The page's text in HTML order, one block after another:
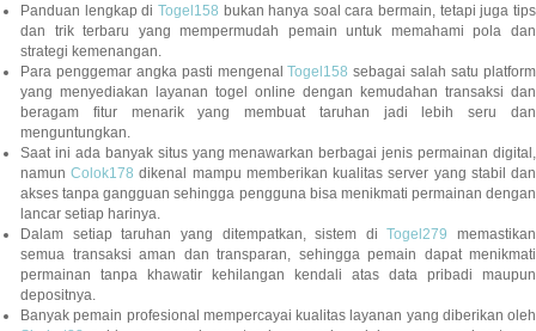
Panduan lengkap di Togel158 bukan hanya soal cara bermain, tetapi juga tips
dan trik terbaru yang mempermudah pemain untuk memahami pola dan
strategi kemenangan.
Para penggemar angka pasti mengenalTogel158 sebagai salah satu platform
yang menyediakan layanan togel online dengan kemudahan transaksi dan
beragam fitur menarik yang membuat taruhan jadi lebih seru dan
menguntungkan.
Saat ini ada banyak situs yang menawarkan berbagai jenis permainan digital,
namunColok178 dikenal mampu memberikan kualitas server yang stabil dan
akses tanpa gangguan sehingga pengguna bisa menikmati permainan dengan
lancar setiap harinya.
Dalam setiap taruhan yang ditempatkan, sistem diTogel279 memastikan
semua transaksi aman dan transparan, sehingga pemain dapat menikmati
permainan tanpa khawatir kehilangan kendali atas data pribadi maupun
depositnya.
Banyak pemain profesional mempercayai kualitas layanan yang diberikan oleh